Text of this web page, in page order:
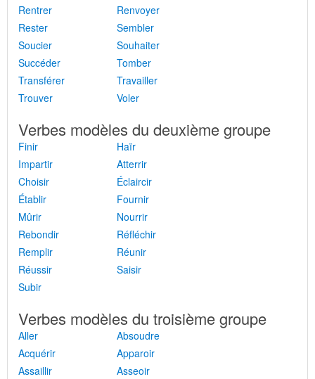
Rentrer
Renvoyer
Rester
Sembler
Soucier
Souhaiter
Succéder
Tomber
Transférer
Travailler
Trouver
Voler
Verbes modèles du deuxième groupe
Finir
Haïr
Impartir
Atterrir
Choisir
Éclaircir
Établir
Fournir
Mûrir
Nourrir
Rebondir
Réfléchir
Remplir
Réunir
Réussir
Saisir
Subir
Verbes modèles du troisième groupe
Aller
Absoudre
Acquérir
Apparoir
Assaillir
Asseoir